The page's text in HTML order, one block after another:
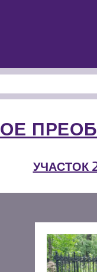
УЧАСТОК